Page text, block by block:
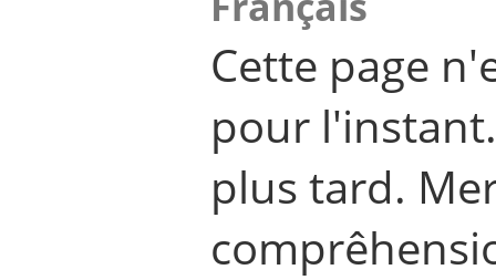
Cette page
pour
plus tard.